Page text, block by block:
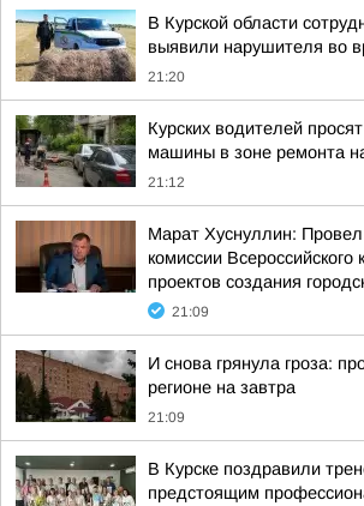
В Курской области
выявили нарушителя во
21:20
Курских водителей
машины в зоне ремонта
21:12
Марат Хуснуллин:
комиссии Всероссийского
проектов создания
21:09
И снова грянула гроза:
регионе на завтра
21:09
В Курске поздравили
предстоящим